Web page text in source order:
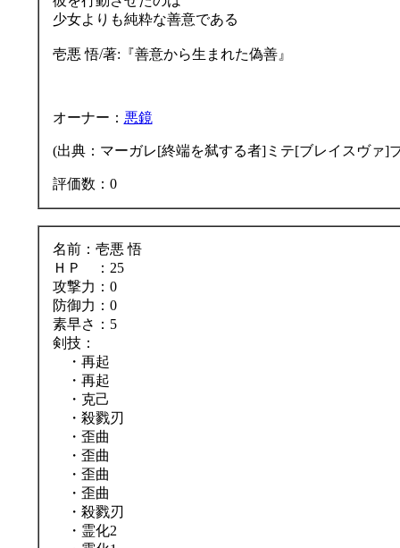
少女よりも純粋な善意である
壱悪 悟/著:『善意から生まれた偽善』
オーナー： 悪鏡
(出典：マーガレ[終端を弑する者]ミテ[ブレイスヴァ]
評価数：0
名前：壱悪 悟
ＨＰ ：25
攻撃力：0
防御力：0
素早さ：5
剣技：
・再起
・再起
・克己
・殺戮刃
・歪曲
・歪曲
・歪曲
・歪曲
・殺戮刃
・霊化2